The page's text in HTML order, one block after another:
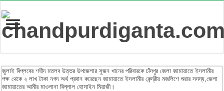
জুলাই বিপ্লবের শহীদ মতলব উত্তর উপজেলার সুজন খানের পরিবারকে চাঁদপুর জেলা জামায়াতে ইসলামীর
পক্ষ থেকে ২ লাখ টাকা নগদ অর্থ প্রদান করেছেন জামায়াতে ইসলামীর কেন্দ্রীয় মজলিশে শুরার সদস্য,জেলা
জামায়াতের আমীর মাওলানা বিল্লাল হোসাইন মিয়াজী।